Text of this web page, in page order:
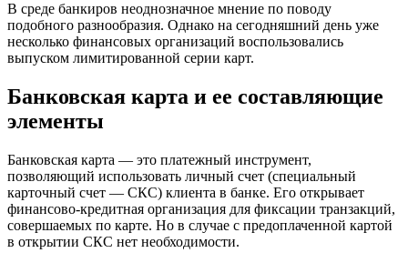
В среде банкиров неоднозначное мнение по поводу
подобного разнообразия. Однако на сегодняшний день уже
несколько финансовых организаций воспользовались
выпуском лимитированной серии карт.
Банковская карта и ее составляющие
элементы
Банковская карта — это платежный инструмент,
позволяющий использовать личный счет (специальный
карточный счет — СКС) клиента в банке. Его открывает
финансово-кредитная организация для фиксации транзакций,
совершаемых по карте. Но в случае с предоплаченной картой
в открытии СКС нет необходимости.